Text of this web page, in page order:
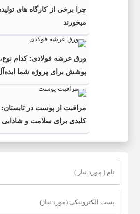
چرا برخی از کارگاه‌ های
میخورند
ورق عرشه فولادی: کدام
پوشش برای پروژه شما
به‌صرفه‌تر است؟
مراقبت از پوست در
کلیدی برای سلامت و شادابی